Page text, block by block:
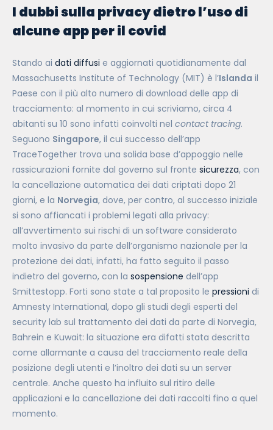
I dubbi sulla privacy dietro l’uso di
alcune app per il covid
Stando ai dati diffusi e aggiornati quotidianamente dal
Massachusetts Institute of Technology (MIT) è l’Islanda il
Paese con il più alto numero di download delle app di
tracciamento: al momento in cui scriviamo, circa 4
abitanti su 10 sono infatti coinvolti nel contact tracing.
Seguono Singapore, il cui successo dell’app
TraceTogether trova una solida base d’appoggio nelle
rassicurazioni fornite dal governo sul fronte sicurezza, con
la cancellazione automatica dei dati criptati dopo 21
giorni, e la Norvegia, dove, per contro, al successo iniziale
si sono affiancati i problemi legati alla privacy:
all’avvertimento sui rischi di un software considerato
molto invasivo da parte dell’organismo nazionale per la
protezione dei dati, infatti, ha fatto seguito il passo
indietro del governo, con la sospensione dell’app
Smittestopp. Forti sono state a tal proposito le pressioni di
Amnesty International, dopo gli studi degli esperti del
security lab sul trattamento dei dati da parte di Norvegia,
Bahrein e Kuwait: la situazione era difatti stata descritta
come allarmante a causa del tracciamento reale della
posizione degli utenti e l’inoltro dei dati su un server
centrale. Anche questo ha influito sul ritiro delle
applicazioni e la cancellazione dei dati raccolti fino a quel
momento.